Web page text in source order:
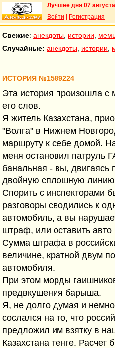
Лучшее дня 07
Войти
Регистрация
Свежие: анекдоты истории
Случайные: анекдоты истории
ИСТОРИЯ №1589224
Эта история произошла
его слов.
Я житель Казахстана,
"Волга" в Нижнем
маршруту к себе домой.
меня остановил патруль
банальная - вы, двигаясь
двойную сплошную линию
Спорить с инспекторами
разговоры сводились к
автомобиль, а вы
штраф, или оставить
Сумма штрафа в
величине, кратной двум
автомобиля.
При этом морды
предвкушения барыша.
Я, не долго думая и
сослался на то, что
предложил им взятку в
Казахстана тенге. Расчет